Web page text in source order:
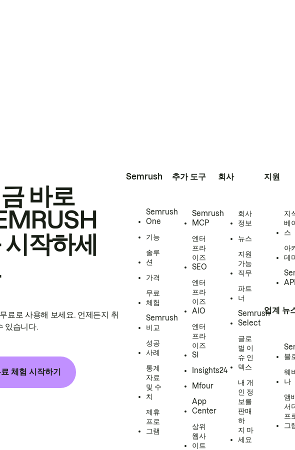
바로
시작하세
료로 사용해 보세요. 언제든지 취
있습니다.
체험 시작하기
Semrush
Semrush
One
기능
솔루
션
가격
무료
체험
Semrush
비교
성공
사례
통계
자료
및 수
치
제휴
프로
그램
추가 도구
Semrush
MCP
엔터
프라
이즈
SEO
엔터
프라
이즈
AIO
엔터
프라
이즈
SI
Insights24
Mfour
App
Center
상위
웹사
이트
회사
회사
정보
뉴스
지원
가능
직무
파트
너
Semrush
Select
글로
벌 이
슈 인
덱스
내 개
인 정
보를
판매
하
지 마
세요
지원
지
베
스
아
데
업계 뉴
블
웨
나
앰
서
프
그